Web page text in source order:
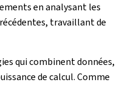
en analysant les
travaillant de
qui combinent données,
de calcul. Comme